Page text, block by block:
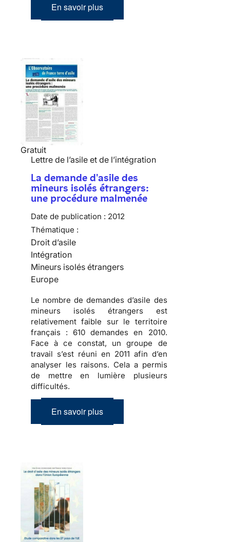
En savoir plus
Gratuit
Lettre de l’asile et de l’intégration
La demande d'asile des
mineurs isolés étrangers:
une procédure malmenée
Date de publication : 2012
Thématique :
Droit d’asile
Intégration
Mineurs isolés étrangers
Europe
Le nombre de demandes d’asile des
mineurs isolés étrangers est
relativement faible sur le territoire
français : 610 demandes en 2010.
Face à ce constat, un groupe de
travail s’est réuni en 2011 afin d’en
analyser les raisons. Cela a permis
de mettre en lumière plusieurs
difficultés.
En savoir plus